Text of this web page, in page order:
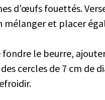
d’œufs fouettés.
mélanger et placer
le beurre,
cercles de 7 cm de